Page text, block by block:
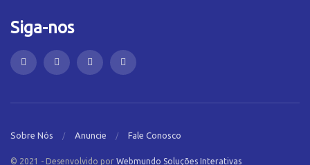
Siga-nos
Sobre Nós Anuncie Fale Conosco
© 2021 - Desenvolvido por Webmundo Soluções Interativas